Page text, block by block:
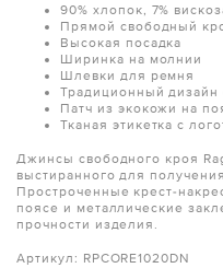
90% хлопок, 7%
Прямой свободный
Высокая посадка
Ширинка на молнии
Шлевки для ремня
Традиционный дизайн
Патч из экокожи на
Тканая этикетка с
Джинсы свободного кроя
выстиранного для
Простроченные крест-
поясе и металлические
прочности изделия.
Артикул: RPCORE1020DN